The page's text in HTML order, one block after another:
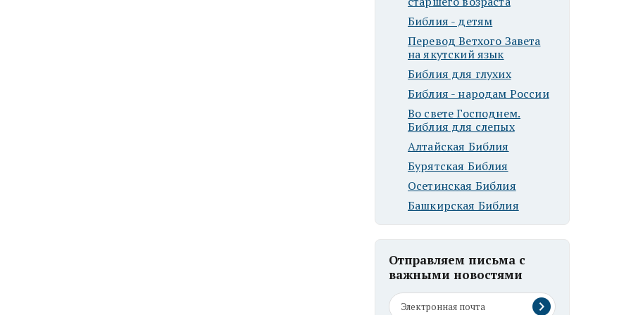
Библия - детям
Перевод Ветхого Завета
на якутский язык
Библия для глухих
Библия - народам России
Во свете Господнем.
Библия для слепых
Алтайская Библия
Бурятская Библия
Осетинская Библия
Башкирская Библия
Отправляем письма с
важными новостями